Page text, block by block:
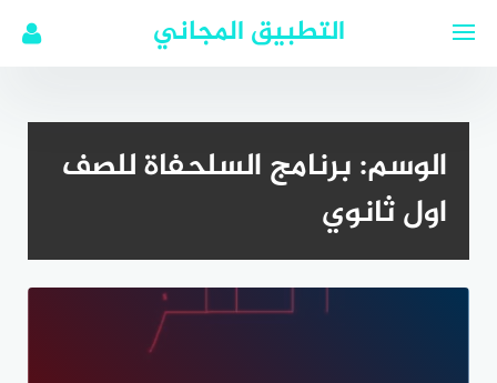
التطبيق المجاني
الوسم:برنامج السلحفاة للصف
اول ثانوي